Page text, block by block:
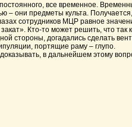
все временное.
– они предметы культа.
сотрудников МЦР равное
Кто-то может решить, что так
стороны, догадались сделать
портящие раму – глупо.
в дальнейшем этому